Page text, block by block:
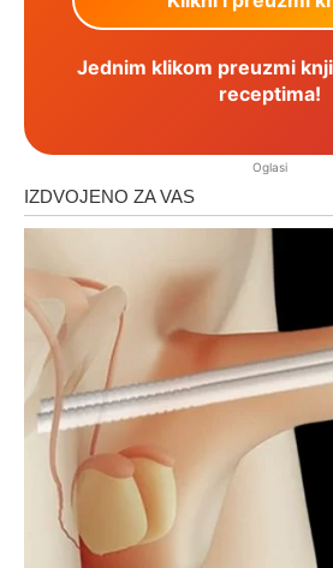
Jednim klikom preuzmi
receptima!
Oglasi